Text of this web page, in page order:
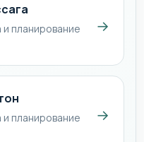
планирование
→
планирование
→